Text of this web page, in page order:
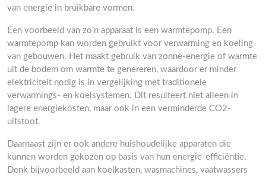
van energie in bruikbare vormen.
Een voorbeeld van zo’n apparaat is een warmtepomp. Een
warmtepomp kan worden gebruikt voor verwarming en koeling
van gebouwen. Het maakt gebruik van zonne-energie of warmte
uit de bodem om warmte te genereren, waardoor er minder
elektriciteit nodig is in vergelijking met traditionele
verwarmings- en koelsystemen. Dit resulteert niet alleen in
lagere energiekosten, maar ook in een verminderde CO2-
uitstoot.
Daarnaast zijn er ook andere huishoudelijke apparaten die
kunnen worden gekozen op basis van hun energie-efficiëntie.
Denk bijvoorbeeld aan koelkasten, wasmachines, vaatwassers